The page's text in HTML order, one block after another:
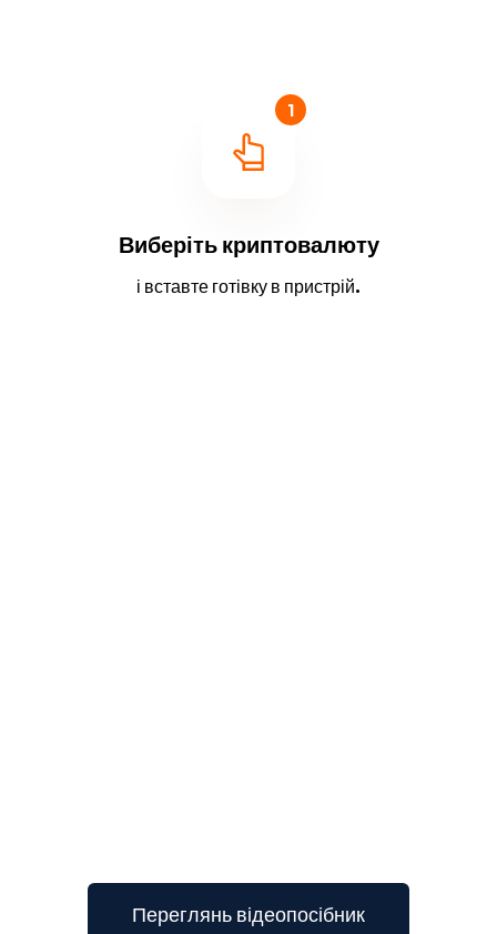
1
Виберіть криптовалюту
і вставте готівку в пристрій.
Переглянь відеопосібник